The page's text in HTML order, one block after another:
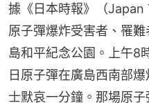
據《日本時報》（
原子彈爆炸受害者、罹
島和平紀念公園。上午8
日原子彈在廣島西南部
士默哀一分鐘。那場原